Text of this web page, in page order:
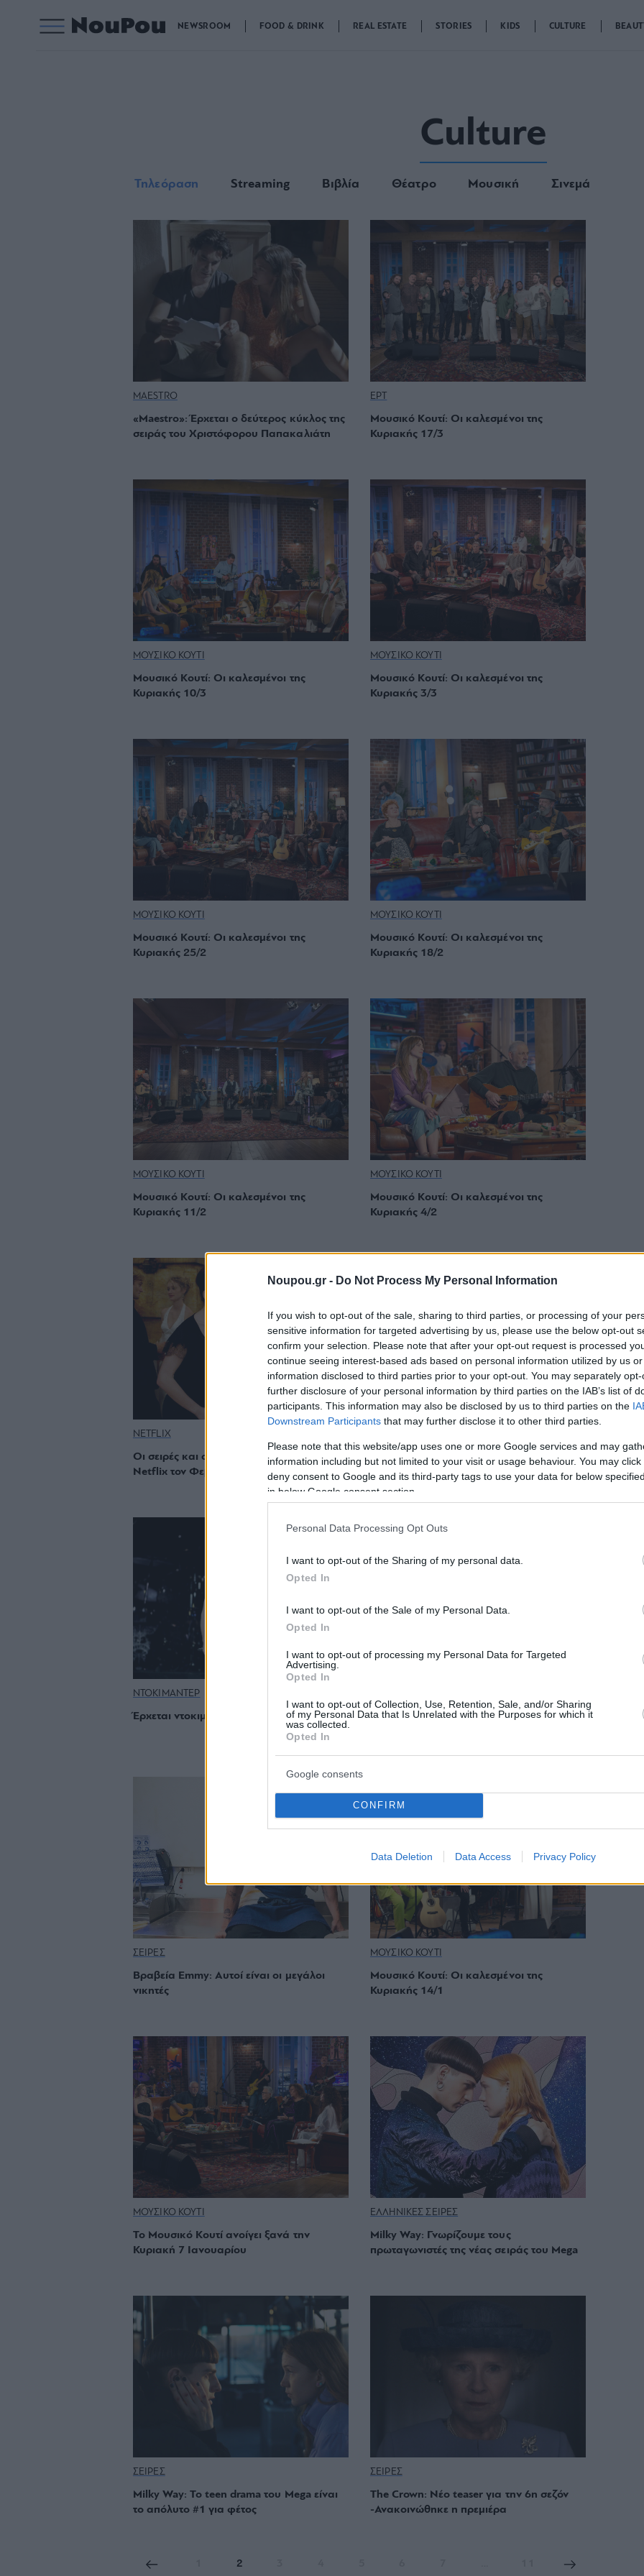
Noupou.gr - Do Not Process My Personal Information
If you wish to opt-out of the sale, sharing to third parties, or processing of your
sensitive information for targeted advertising by us, please use the below opt-out
confirm your selection. Please note that after your opt-out request is processed
continue seeing interest-based ads based on personal information utilized by us
information disclosed to third parties prior to your opt-out. You may separately
further disclosure of your personal information by third parties on the IAB’s list of
participants. This information may also be disclosed by us to third parties on the
Downstream Participants that may further disclose it to other third parties.
Please note that this website/app uses one or more Google services and may
information including but not limited to your visit or usage behaviour. You may
deny consent to Google and its third-party tags to use your data for below
in below Google consent section.
Personal Data Processing Opt Outs
I want to opt-out of the Sharing of my personal data.
Opted In
I want to opt-out of the Sale of my Personal Data.
Opted In
I want to opt-out of processing my Personal Data for Targeted
Advertising.
Opted In
I want to opt-out of Collection, Use, Retention, Sale, and/or Sharing
of my Personal Data that Is Unrelated with the Purposes for which it
was collected.
Opted In
Google consents
CONFIRM
Data Deletion Data Access Privacy Policy
NEWSROOM FOOD & DRINK REAL ESTATE STORIES KIDS CULTURE
Culture
Τηλεόραση Streaming Βιβλία Θέατρο Μουσική Σινεμά
MAESTRO
«Maestro»: Έρχεται ο δεύτερος κύκλος της
σειράς του Χριστόφορου Παπακαλιάτη
ΕΡΤ
Μουσικό Κουτί: Οι καλεσμένοι της
Κυριακής 17/3
ΜΟΥΣΙΚΟ ΚΟΥΤΙ
Μουσικό Κουτί: Οι καλεσμένοι της
Κυριακής 10/3
ΜΟΥΣΙΚΟ ΚΟΥΤΙ
Μουσικό Κουτί: Οι καλεσμένοι της
Κυριακής 3/3
ΜΟΥΣΙΚΟ ΚΟΥΤΙ
Μουσικό Κουτί: Οι καλεσμένοι της
Κυριακής 25/2
ΜΟΥΣΙΚΟ ΚΟΥΤΙ
Μουσικό Κουτί: Οι καλεσμένοι της
Κυριακής 18/2
ΜΟΥΣΙΚΟ ΚΟΥΤΙ
Μουσικό Κουτί: Οι καλεσμένοι της
Κυριακής 11/2
ΜΟΥΣΙΚΟ ΚΟΥΤΙ
Μουσικό Κουτί: Οι καλεσμένοι της
Κυριακής 4/2
NETFLIX
Οι σειρές και οι ταινίες που έρχονται στο
Netflix τον Φεβρουάριο
Μουσικό Κουτί: Οι καλεσμένοι της
Κυριακής 28/1
ΝΤΟΚΙΜΑΝΤΕΡ
Έρχεται ντοκιμαντέρ για τους Bon Jovi
Μουσικό Κουτί: Οι καλεσμένοι της
ΣΕΙΡΕΣ
Βραβεία Emmy: Αυτοί είναι οι μεγάλοι
νικητές
ΜΟΥΣΙΚΟ ΚΟΥΤΙ
Μουσικό Κουτί: Οι καλεσμένοι της
Κυριακής 14/1
ΜΟΥΣΙΚΟ ΚΟΥΤΙ
Το Μουσικό Κουτί ανοίγει ξανά την
Κυριακή 7 Ιανουαρίου
ΕΛΛΗΝΙΚΕΣ ΣΕΙΡΕΣ
Milky Way: Γνωρίζουμε τους
πρωταγωνιστές της νέας σειράς του Mega
ΣΕΙΡΕΣ
Milky Way: Το teen drama του Mega είναι
το απόλυτο #1 για φέτος
ΣΕΙΡΕΣ
The Crown: Νέο teaser για την 6η σεζόν
-Ανακοινώθηκε η πρεμιέρα
2